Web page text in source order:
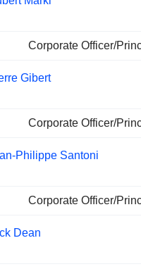
Corporate Officer/
Gibert
Corporate Officer/
Philippe Santoni
Corporate Officer/
Dean